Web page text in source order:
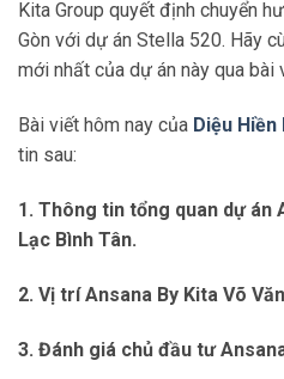
Kita Group quyết định chuyển
Gòn với dự án Stella 520. Hãy
mới nhất của dự án này qua bài
Bài viết hôm nay của Diệu Hiền
tin sau:
1. Thông tin tổng quan dự án
Lạc Bình Tân.
2. Vị trí Ansana By Kita Võ
3. Đánh giá chủ đầu tư